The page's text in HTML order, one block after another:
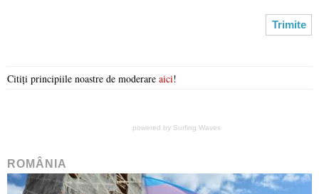
Citiți principiile noastre de moderare aici!
powered by Surfing Waves
ROMÂNIA